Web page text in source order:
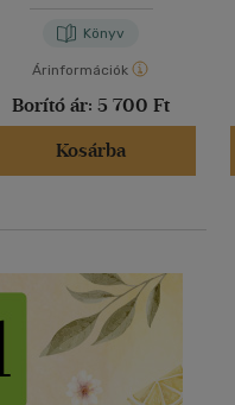
Könyv
Árinformációk
Borító ár: 5 700 Ft
Kosárba